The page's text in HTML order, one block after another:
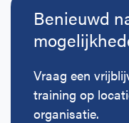
Benieuwd
Vraag een
training op
organisatie.